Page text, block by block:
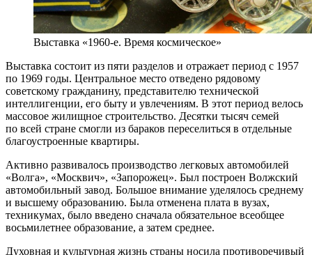
Выставка «1960-е. Время космическое»
Выставка состоит из пяти разделов и отражает период с 1957
по 1969 годы. Центральное место отведено рядовому
советскому гражданину, представителю технической
интеллигенции, его быту и увлечениям. В этот период велось
массовое жилищное строительство. Десятки тысяч семей
по всей стране смогли из бараков переселиться в отдельные
благоустроенные квартиры.
Активно развивалось производство легковых автомобилей
«Волга», «Москвич», «Запорожец». Был построен Волжский
автомобильный завод. Большое внимание уделялось среднему
и высшему образованию. Была отменена плата в вузах,
техникумах, было введено сначала обязательное всеобщее
восьмилетнее образование, а затем среднее.
Духовная и культурная жизнь страны носила противоречивый